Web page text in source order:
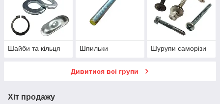
Шайби та кільця Шпильки Шурупи саморізи
Дивитися всі групи
Хіт продажу